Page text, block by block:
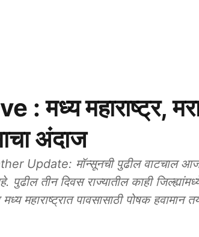
: मध्य महाराष्ट्र,
अंदाज
Update: मॉन्सूनची पुढील वाटचाल आजही
तीन दिवस राज्यातील काही
महाराष्ट्रात पावसासाठी पोषक हवामान